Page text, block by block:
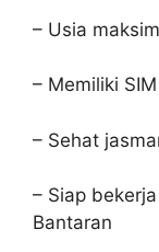
– Usia
– Memiliki
– Sehat
– Siap
Bantaran